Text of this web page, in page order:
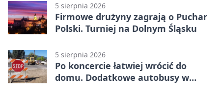
5 sierpnia 2026
Firmowe drużyny zagrają o Puchar
Polski. Turniej na Dolnym Śląsku
5 sierpnia 2026
Po koncercie łatwiej wrócić do
domu. Dodatkowe autobusy w